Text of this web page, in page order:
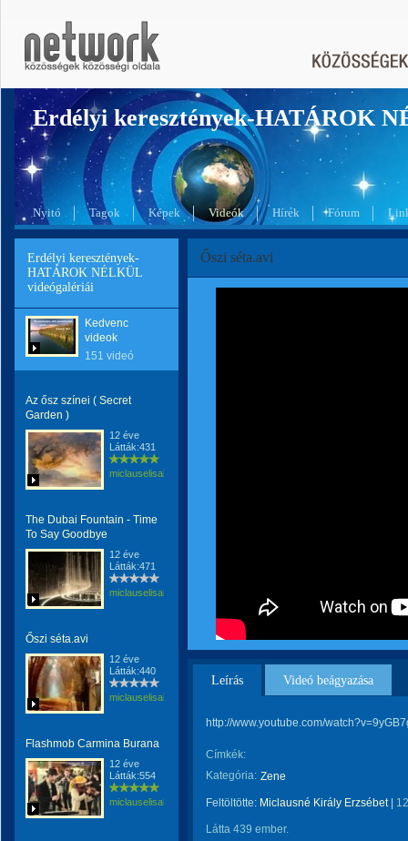
Erdélyi keresztények-HATÁROK
Nyitó Tagok Képek Videók Hírek Fórum
Erdélyi keresztények-
HATÁROK NÉLKÜL
videógalériái
Kedvenc
videok
151 videó
Az ősz színei ( Secret
Garden )
12 éve
Látták:431
miclauselisabeta
The Dubai Fountain - Time
To Say Goodbye
12 éve
Látták:471
miclauselisabeta
Őszi séta.avi
12 éve
Látták:440
miclauselisabeta
Flashmob Carmina Burana
12 éve
Látták:554
miclauselisabeta
Őszi séta.avi
Leírás Videó beágyazása
http://www.youtube.com/
Címkék:
Kategória: Zene
Feltöltötte: Miclausné Király Erzsébet|
Látta 439 ember.